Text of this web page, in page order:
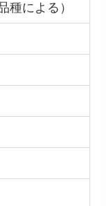
種による）